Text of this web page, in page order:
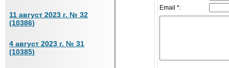
11 август 2023 г. № 32
(10386)
4 август 2023 г. № 31
(10385)
Email *: